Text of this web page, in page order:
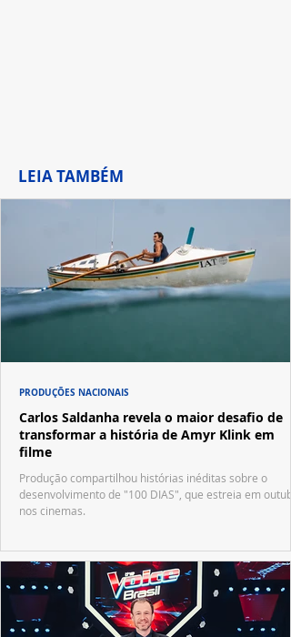
LEIA TAMBÉM
Carlos Saldanha revela o maior desafio de
transformar a história de Amyr Klink em
filme
Produção compartilhou histórias inéditas sobre o
desenvolvimento de "100 DIAS", que estreia em
nos cinemas.
PRODUÇÕES NACIONAIS